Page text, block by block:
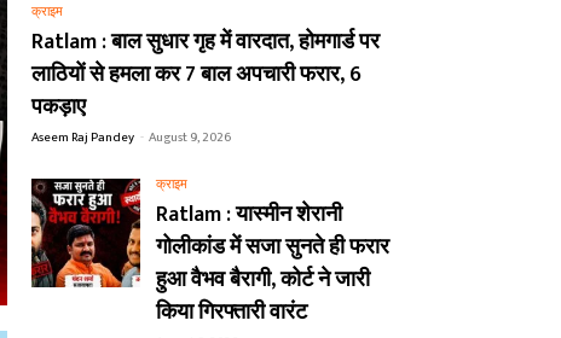
क्राइम
Ratlam : बाल सुधार गृह में वारदात, होमगार्ड पर
लाठियों से हमला कर 7 बाल अपचारी फरार, 6
पकड़ाए
Aseem Raj Pandey - August 9, 2026
क्राइम
Ratlam : यास्मीन शेरानी
गोलीकांड में सजा सुनते ही फरार
हुआ वैभव बैरागी, कोर्ट ने जारी
किया गिरफ्तारी वारंट